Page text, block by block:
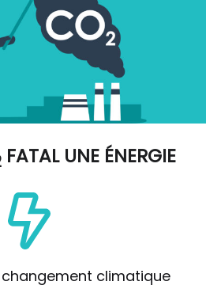
FATAL UNE ÉNERGIE
climatique